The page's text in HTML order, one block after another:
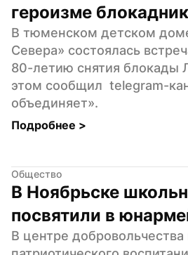
героизме
В тюменском детском
Севера» состоялась
80-летию снятия блокады
этом сообщил  telegram-
объединяет».
Подробнее >
Общество
В Ноябрьске
посвятили в
В центре добровольчества